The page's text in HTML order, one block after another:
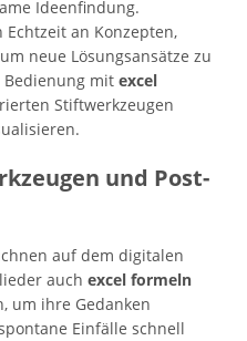
Ideenfindung.
an Konzepten,
neue Lösungsansätze zu
mit excel
Stiftwerkzeugen
und Post-
auf dem digitalen
auch excel formeln
um ihre Gedanken
Einfälle schnell